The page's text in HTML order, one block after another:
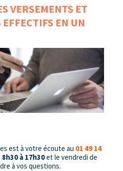
VERSEMENTS ET
EN UN
est à votre écoute au 01 49 14
8h30 à 17h30et le vendredi de
à vos questions.